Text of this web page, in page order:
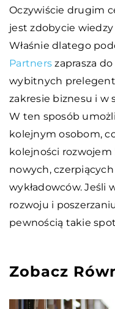
Oczywiście drugim
jest zdobycie
Właśnie dlatego
Partners zaprasza
wybitnych
zakresie biznesu i w
W ten sposób
kolejnym osobom,
kolejności
nowych,
wykładowców. Jeśli
rozwoju i
pewnością takie
Zobacz